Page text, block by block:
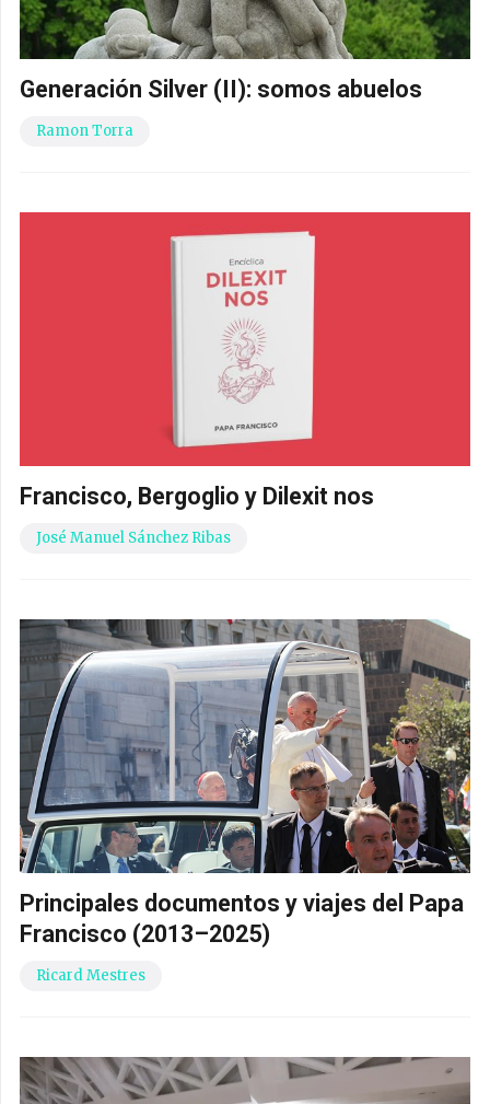
Generación Silver (II): somos abuelos
Ramon Torra
Francisco, Bergoglio y Dilexit nos
José Manuel Sánchez Ribas
Principales documentos y viajes del Papa
Francisco (2013–2025)
Ricard Mestres